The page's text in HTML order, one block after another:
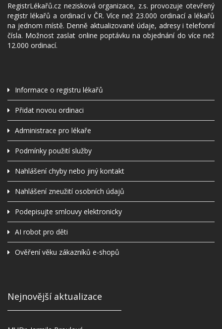
RegistrLékařů.cz nezisková organizace, z.s. provozuje otevřený
registr lékařů a ordinací v ČR. Více než 23.000 ordinací a lékařů
na jednom místě. Denně aktualizované údaje, adresy i telefonní
čísla. Možnost zaslat online poptávku na objednání do více než
12.000 ordinací.
Informace o registru lékařů
Přidat novou ordinaci
Administrace pro lékaře
Podmínky použití služby
Nahlášení chyby nebo jiný kontakt
Nahlášení zneužití osobních údajů
Podepisujte smlouvy elektronicky
AI robot pro děti
Ověření věku zákazníků e-shopů
Nejnovější aktualizace